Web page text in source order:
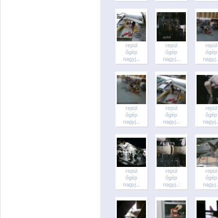
repül
őgép
nagyj...
repül
őgép
nagyj...
repül
őgép
repül
őgép
nagyj...
repül
őgép
nagyj...
repül
őgép
repül
őgép
nagyj...
repül
őgép
nagyj...
repül
őgép